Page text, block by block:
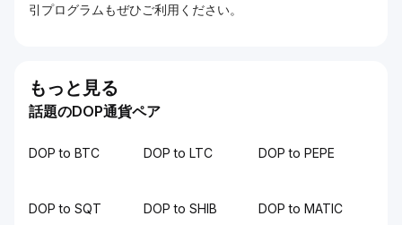
引プログラムもぜひご利用ください。
もっと見る
話題のDOP通貨ペア
DOP to BTC DOP to LTC DOP to PEPE
DOP to SQT DOP to SHIB DOP to MATIC